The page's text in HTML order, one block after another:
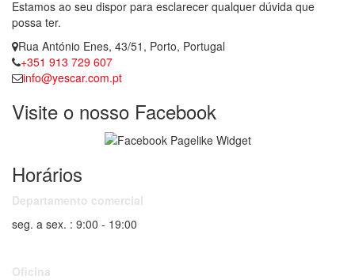
Estamos ao seu dispor para esclarecer qualquer dúvida que
possa ter.
Rua António Enes, 43/51, Porto, Portugal
+351 913 729 607
info@yescar.com.pt
Visite o nosso Facebook
Horários
Departamento comercial
seg. a sex. : 9:00 - 19:00
Oficina